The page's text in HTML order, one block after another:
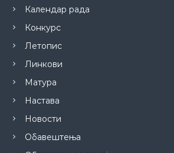
Календар рада
Конкурс
Летопис
Линкови
Матура
Настава
Новости
Обавештења